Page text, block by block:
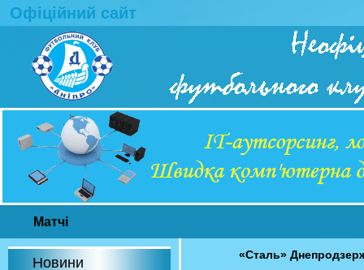
Офіційний сайт
Матчі
Новини «Сталь»